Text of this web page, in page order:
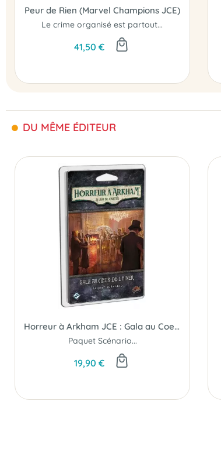
Peur de Rien (Marvel Champions JCE)
Le crime organisé est partout...
41,50 €
DU MÊME ÉDITEUR
Horreur à Arkham JCE : Gala au Coeur de l'Hiver
Paquet Scénario...
19,90 €